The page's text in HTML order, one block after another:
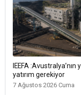
IEEFA
yatırım gerekiyor
7 Ağustos 2026 Cuma